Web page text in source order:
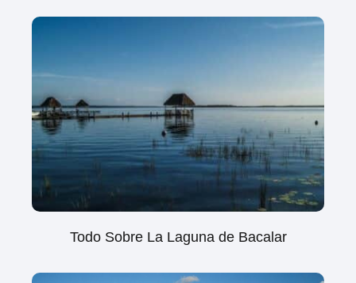
Todo Sobre La Laguna de Bacalar